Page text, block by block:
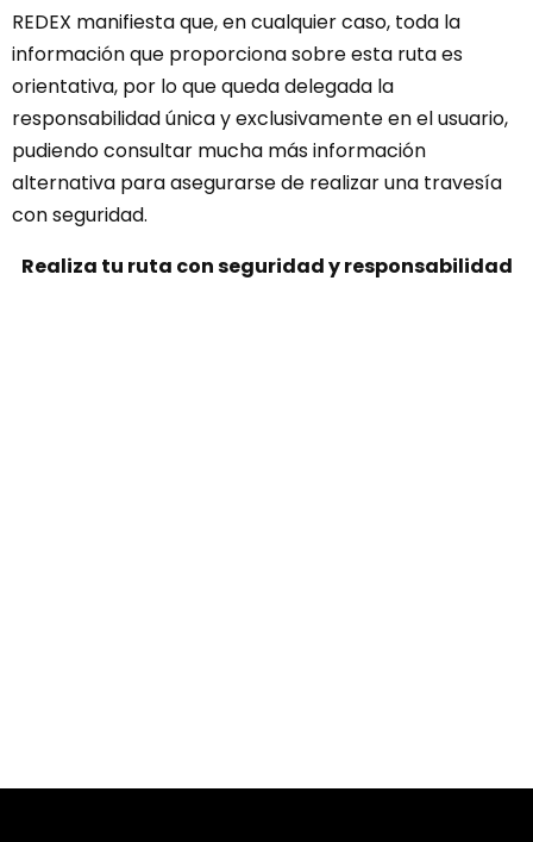
REDEX manifiesta que, en cualquier caso, toda la
información que proporciona sobre esta ruta es
orientativa, por lo que queda delegada la
responsabilidad única y exclusivamente en el usuario,
pudiendo consultar mucha más información
alternativa para asegurarse de realizar una travesía
con seguridad.
Realiza tu ruta con seguridad y responsabilidad